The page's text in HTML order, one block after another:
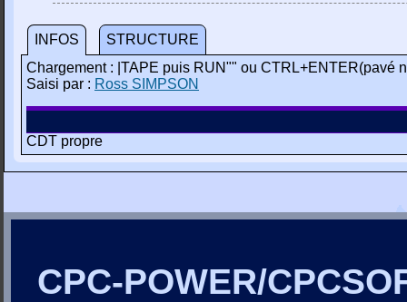
INFOS
STRUCTURE
Chargement : |TAPE puis RUN"" ou CTRL+ENTER(pavé
Saisi par : Ross SIMPSON
CDT propre
CPC-POWER/